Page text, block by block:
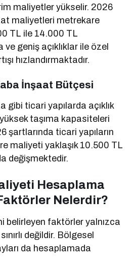
maliyetler yükselir. 2026
maliyetleri metrekare
TL ile 14.000 TL
geniş açıklıklar ile özel
hızlandırmaktadır.
İnşaat Bütçesi
gibi ticari yapılarda açıklık
taşıma kapasiteleri
şartlarında ticari yapıların
maliyeti yaklaşık 10.500 TL
değişmektedir.
Hesaplama
Nelerdir?
belirleyen faktörler yalnızca
değildir. Bölgesel
da hesaplamada